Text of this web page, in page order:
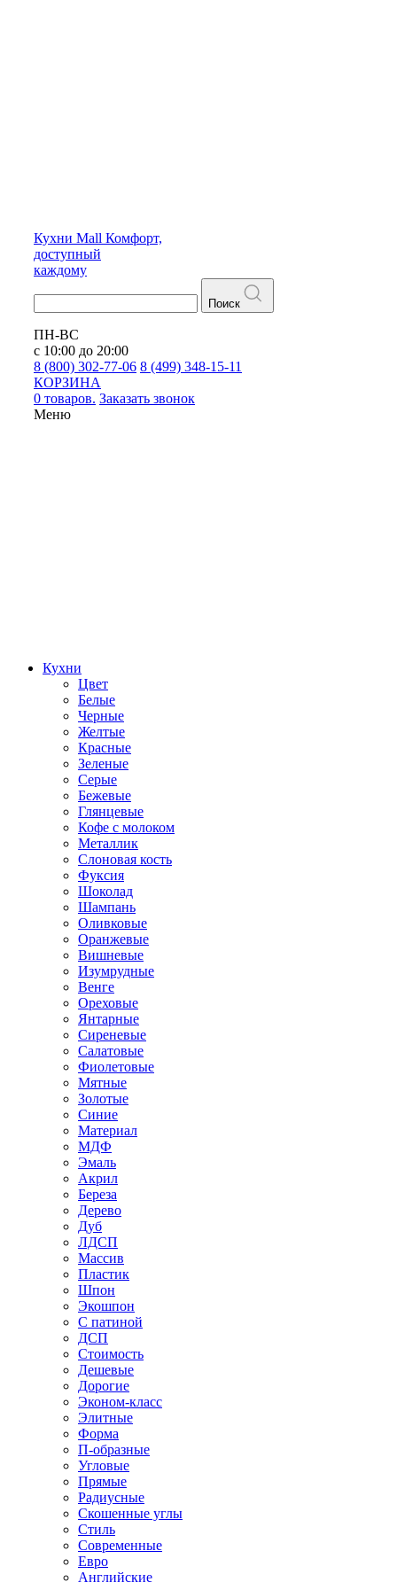
Кухни Mall Комфорт,
доступный
каждому
Поиск
ПН-ВС
с 10:00 до 20:00
8 (800) 302-77-06 8 (499) 348-15-11
КОРЗИНА
0 товаров. Заказать звонок
Меню
Кухни
Цвет
Белые
Черные
Желтые
Красные
Зеленые
Серые
Бежевые
Глянцевые
Кофе с молоком
Металлик
Слоновая кость
Фуксия
Шоколад
Шампань
Оливковые
Оранжевые
Вишневые
Изумрудные
Венге
Ореховые
Янтарные
Сиреневые
Салатовые
Фиолетовые
Мятные
Золотые
Синие
Материал
МДФ
Эмаль
Акрил
Береза
Дерево
Дуб
ЛДСП
Массив
Пластик
Шпон
Экошпон
С патиной
ДСП
Стоимость
Дешевые
Дорогие
Эконом-класс
Элитные
Форма
П-образные
Угловые
Прямые
Радиусные
Скошенные углы
Стиль
Современные
Евро
Английские